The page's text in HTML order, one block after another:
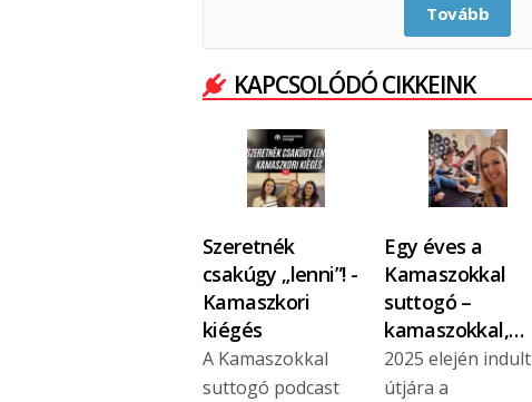
Tovább
KAPCSOLÓDÓ CIKKEINK
Szeretnék
csakúgy „lenni”! -
Kamaszkori
kiégés
A Kamaszokkal
suttogó podcast
Egy éves a
Kamaszokkal
suttogó –
kamaszokkal,…
2025 elején indult
útjára a